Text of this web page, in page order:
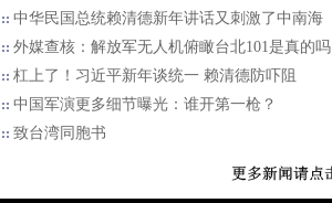
中华民国总统赖清德新年讲话又刺激了中南海
外媒查核：解放军无人机俯瞰台北101是真的吗
杠上了！习近平新年谈统一 赖清德防吓阻
中国军演更多细节曝光：谁开第一枪？
致台湾同胞书